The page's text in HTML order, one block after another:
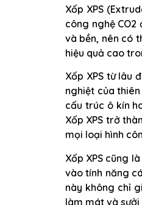
Xốp XPS
công nghệ
và bền, nên có
hiệu quả cao
Xốp XPS từ lâu
nghiệt của
cấu trúc ô kín
Xốp XPS trở
mọi loại hình
Xốp XPS cũng
vào tính năng
này không chỉ
làm mát và